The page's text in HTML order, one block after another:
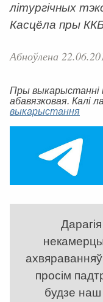
літургічных
Касцёла пры
Абноўлена
Пры выкарыстанні
абавязковая. Калі
выкарыстання
просім
будзе наш